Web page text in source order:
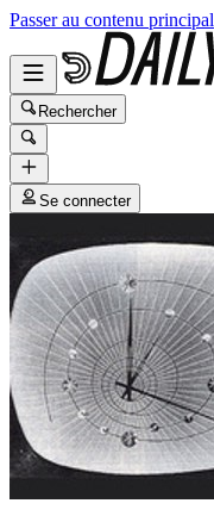
Passer au contenu principal
Rechercher
Se connecter